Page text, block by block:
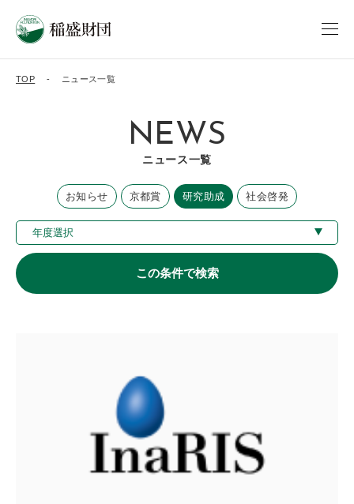
TOP ニュース一覧
NEWS
ニュース一覧
お知らせ 京都賞 研究助成 社会啓発
この条件で検索